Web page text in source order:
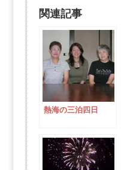
関連記事
熱海の三泊四日